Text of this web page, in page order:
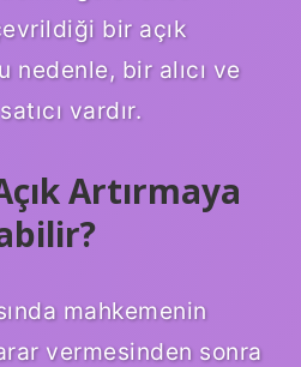
bir açık
nedenle, bir alıcı ve
vardır.
Artırmaya
mahkemenin
vermesinden sonra